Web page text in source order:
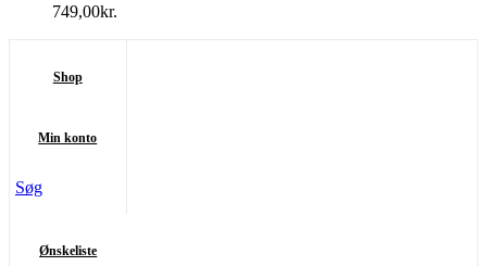
749,00kr.
Shop
Min konto
Søg
Ønskeliste